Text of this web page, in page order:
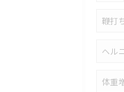
鞭打
ヘル
体重